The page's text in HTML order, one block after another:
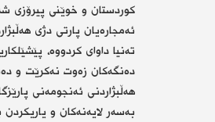
كوردستان و خوێنی پیرۆزی
ئه‌مجاره‌یان پارتی دژی
ته‌نیا داوای كردووه‌،
ده‌نگه‌كان زه‌وت نه‌كرێت و
هه‌ڵبژاردنی ئه‌نجومه‌نی
به‌سه‌ر لایه‌نه‌كان و